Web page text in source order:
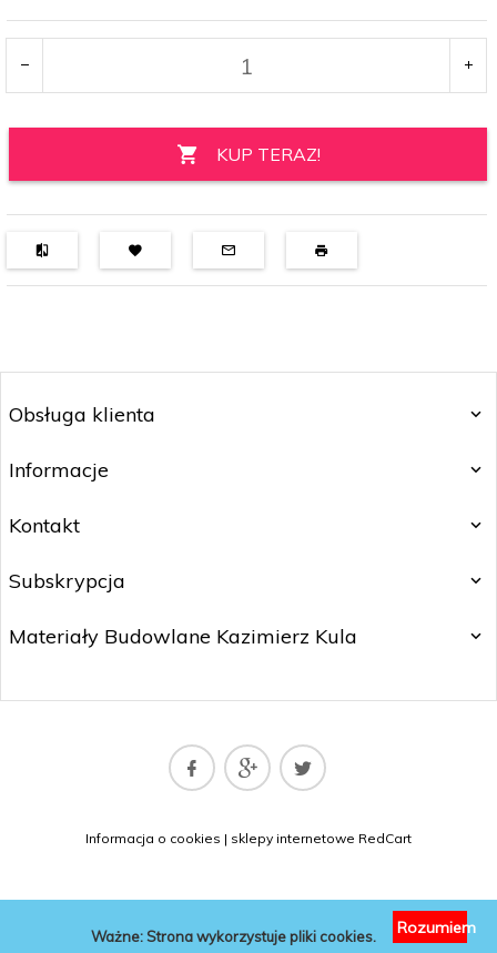
KUP TERAZ!
Obsługa klienta
Informacje
Kontakt
Subskrypcja
Materiały Budowlane Kazimierz Kula
matbud@matbud.pl
Informacja o cookies | sklepy internetowe RedCart
Ważne: Strona wykorzystuje pliki cookies. Rozumiem